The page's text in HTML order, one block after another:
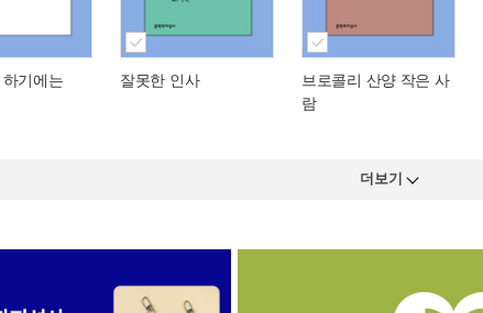
기에는 잘못한 인사
브로콜리 산양 작은 사
람
더보기